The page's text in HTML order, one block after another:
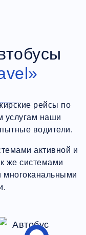
рейсы по
услугам наши
водители.
активной и
же системами
многоканальными